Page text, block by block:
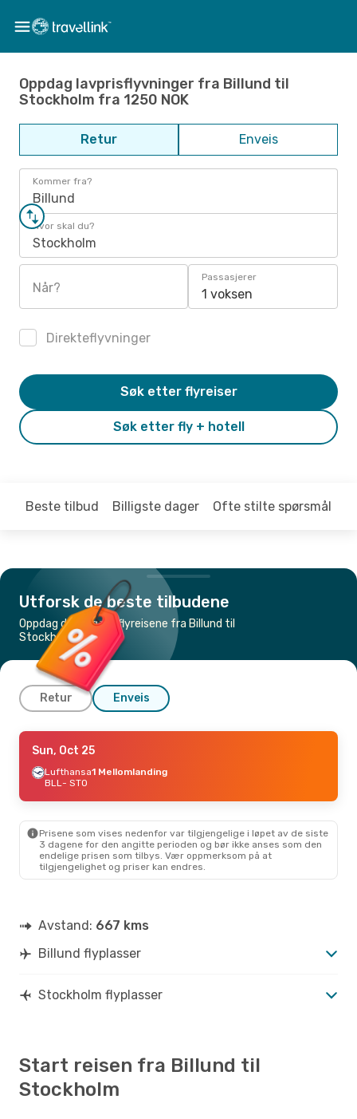
Oppdag lavprisflyvninger fra Billund til
Stockholm fra 1250 NOK
Retur Enveis
Kommer fra?
Billund
Hvor skal du?
Stockholm
Når?
Passasjerer
1 voksen
Direkteflyvninger
Søk etter fly + hotell
Søk etter flyreiser
Beste tilbud Billigste dager Ofte stilte spørsmål
Utforsk de beste tilbudene
Oppdag de billigste flyreisene fra Billund til
Stockholm
Retur Enveis
Thu, Sep 10
Scandinavian Airlines
Direkte
Scandinavian Airlines
STO
Sun, Oct 25
Lufthansa1 Mellomlanding
BLL- STO
Prisene som vises nedenfor var tilgjengelige i løpet av de siste
3 dagene for den angitte perioden og bør ikke anses som den
endelige prisen som tilbys. Vær oppmerksom på at
tilgjengelighet og priser kan endres.
Avstand: 667 kms
Billund flyplasser
Stockholm flyplasser
Start reisen fra Billund til
Stockholm